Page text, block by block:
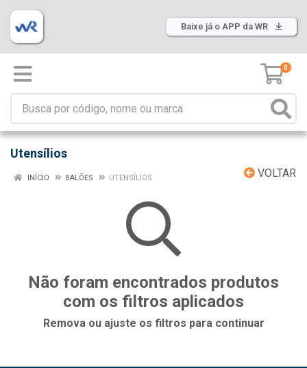
Baixe já o APP da WR
0
Utensílios
VOLTAR
INÍCIO BALÕES UTENSÍLIOS
Não foram encontrados produtos
com os filtros aplicados
Remova ou ajuste os filtros para continuar